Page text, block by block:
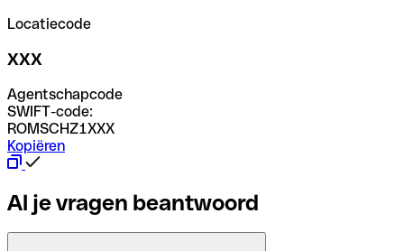
Locatiecode
XXX
Agentschapcode
SWIFT-code:
ROMSCHZ1XXX
Kopiëren
Al je vragen beantwoord